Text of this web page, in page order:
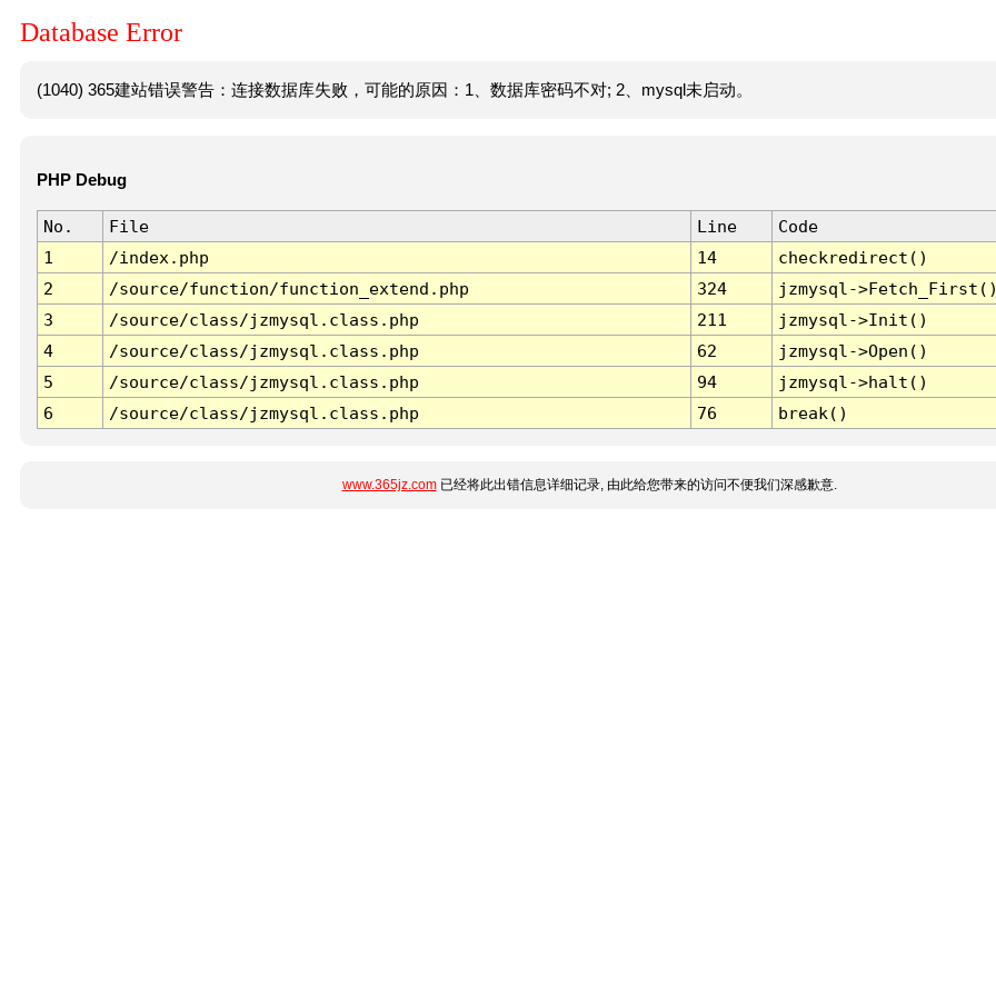
Database Error
(1040) 365建站错误警告：连接数据库失败，可能的原因：1、数据库密码不对; 2、mysql未启动。
PHP Debug
No. File Line
Code
1
/index.php 14
checkredirect()
2
/source/function/function_extend.php 324
jzmysql-
3
/source/class/jzmysql.class.php 211
jzmysql->Init()
4
/source/class/jzmysql.class.php 62
jzmysql->Open()
5
/source/class/jzmysql.class.php 94
jzmysql->halt()
6
/source/class/jzmysql.class.php 76 break()
www.365jz.com已经将此出错信息详细记录, 由此给您带来的访问不便我们深感歉意.